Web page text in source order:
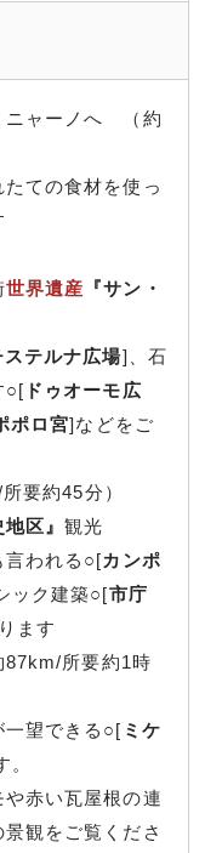
ニャーノへ （約
たての食材を使っ
世界遺産 『サン・
ステルナ広場]、石
○[ ドゥオーモ広
ポロ宮]などをご
要約45分）
地区』観光
言われる○[カンポ
ック建築○[市庁
ます
87km/所要約1時
一望できる○[ ミケ
赤い瓦屋根の連
観をご覧くださ